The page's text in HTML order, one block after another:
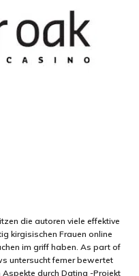
die autoren viele effektive
kirgisischen Frauen online
im griff haben. As part of
untersucht ferner bewertet
durch Dating -Projekt